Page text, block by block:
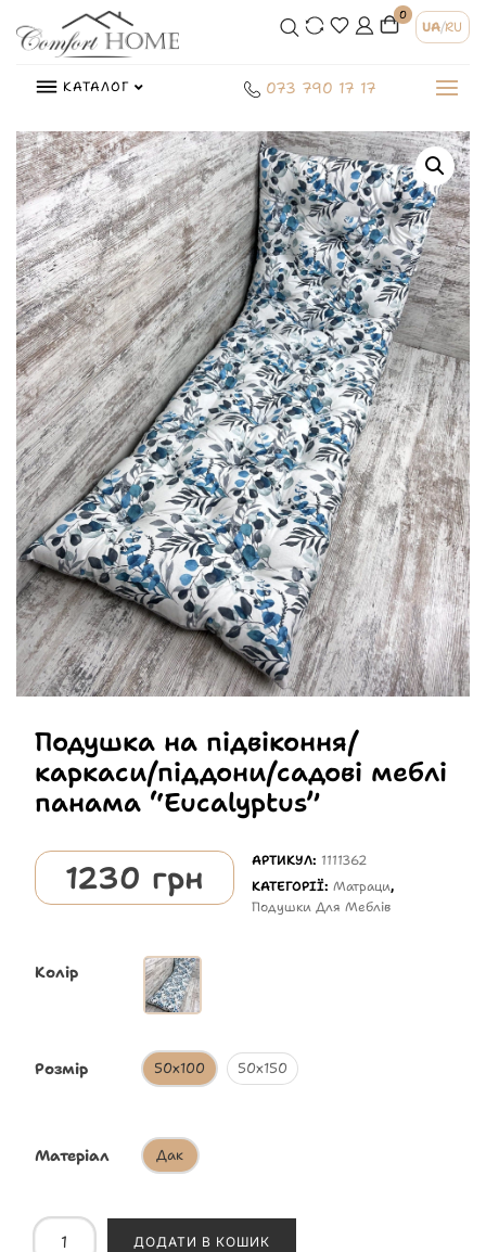
0
UA/RU
КАТАЛОГ 073 790 17 17
Подушка на підвіконня/
каркаси/піддони/садові меблі
панама “Eucalyptus”
1230 грн АРТИКУЛ: 1111362
КАТЕГОРІЇ:Матраци,
Подушки Для Меблів
Колір
Розмір 50х100 50х150
Матеріал Дак
ДОДАТИ В КОШИК